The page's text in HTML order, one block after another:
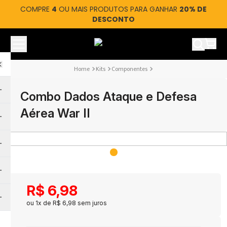
COMPRE 4 OU MAIS PRODUTOS PARA GANHAR 20% DE
DESCONTO
Ver
Kits Componentes
Combo Dados Ataque e Defesa
Aérea War II
R$ 6,98
ou 1x de R$ 6,98 sem juros